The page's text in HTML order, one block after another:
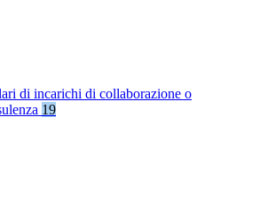
di incarichi di collaborazione o
19